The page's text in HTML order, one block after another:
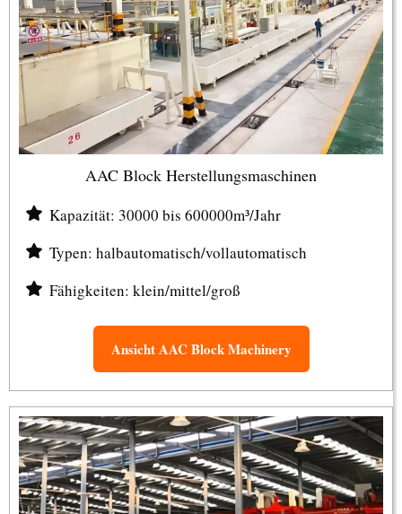
AAC Block Herstellungsmaschinen
Kapazität: 30000 bis 600000m³/Jahr
Typen: halbautomatisch/vollautomatisch
Fähigkeiten: klein/mittel/groß
Ansicht AAC Block Machinery